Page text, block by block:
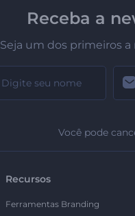
Receba a
Seja um dos primeiros
Você pode
Recursos
Ferramentas Branding